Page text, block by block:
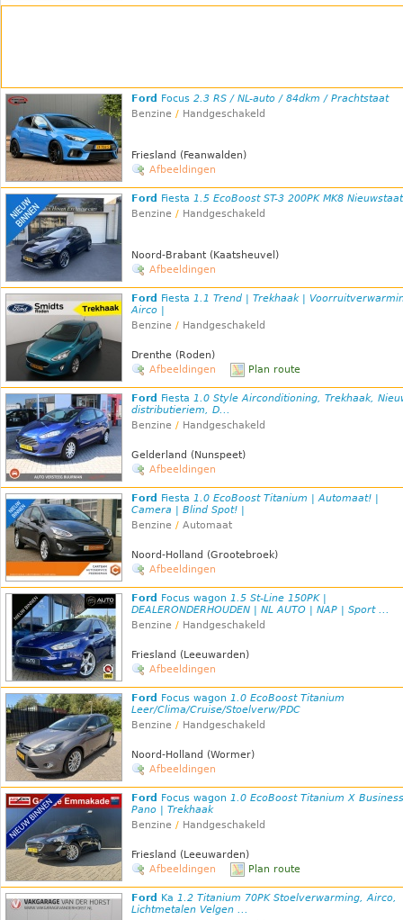
Ford Focus 2.3 RS / NL-auto / 84dkm / Prachtstaat
Benzine / Handgeschakeld
Friesland (Feanwalden)
Afbeeldingen
Ford Fiesta 1.5 EcoBoost ST-3 200PK MK8
Benzine / Handgeschakeld
Noord-Brabant (Kaatsheuvel)
Afbeeldingen
Ford Fiesta 1.1 Trend | Trekhaak |
Airco |
Benzine / Handgeschakeld
Drenthe (Roden)
Afbeeldingen
Plan route
Ford Fiesta 1.0 Style Airconditioning, Trekhaak,
distributieriem, D...
Benzine / Handgeschakeld
Gelderland (Nunspeet)
Afbeeldingen
Ford Fiesta 1.0 EcoBoost Titanium | Automaat! |
Camera | Blind Spot! |
Benzine / Automaat
Noord-Holland (Grootebroek)
Afbeeldingen
Ford Focus wagon 1.5 St-Line 150PK |
DEALERONDERHOUDEN | NL AUTO | NAP | Sport ...
Benzine / Handgeschakeld
Friesland (Leeuwarden)
Afbeeldingen
Ford Focus wagon 1.0 EcoBoost Titanium
Leer/Clima/Cruise/Stoelverw/PDC
Benzine / Handgeschakeld
Noord-Holland (Wormer)
Afbeeldingen
Ford Focus wagon 1.0 EcoBoost Titanium X
Pano | Trekhaak
Benzine / Handgeschakeld
Friesland (Leeuwarden)
Afbeeldingen
Plan route
Ford Ka 1.2 Titanium 70PK Stoelverwarming, Airco,
Lichtmetalen Velgen ...